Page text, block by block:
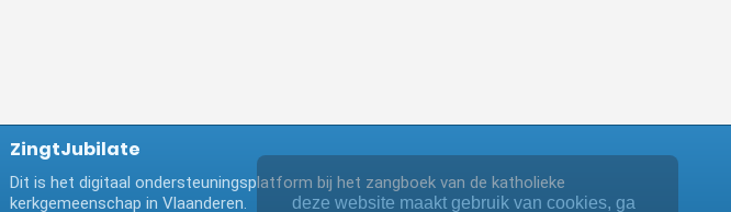
ZingtJubilate
Dit is het digitaal ondersteuningsplatform bij het zangboek van de katholieke
kerkgemeenschap in Vlaanderen.
deze website maakt gebruik van cookies, ga